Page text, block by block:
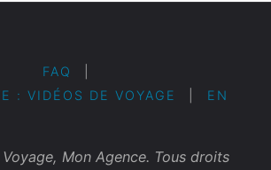
FAQ
: VIDÉOS DE VOYAGE
EN
Mon Agence. Tous droits